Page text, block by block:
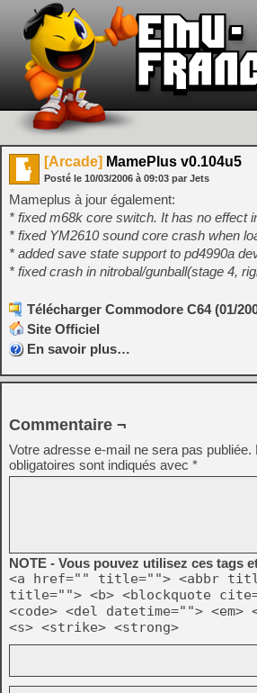
[Arcade] MamePlus v0.104u5
Posté le 10/03/2006 à 09:03 par Jets
Mameplus à jour également:
* fixed m68k core switch. It has no effect
* fixed YM2610 sound core crash when
* added save state support to pd4990a
* fixed crash in nitrobal/gunball(stage 4,
Télécharger Commodore C64 (01/
Site Officiel
En savoir plus…
Commentaire ¬
Votre adresse e-mail ne sera pas publiée.
obligatoires sont indiqués avec *
NOTE - Vous pouvez utilisez ces tags
<a href="" title=""> <abbr
title=""> <b> <blockquote
<code> <del datetime="">
<s> <strike> <strong>